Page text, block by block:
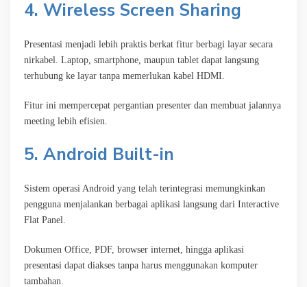
4. Wireless Screen Sharing
Presentasi menjadi lebih praktis berkat fitur berbagi layar secara
nirkabel. Laptop, smartphone, maupun tablet dapat langsung
terhubung ke layar tanpa memerlukan kabel HDMI.
Fitur ini mempercepat pergantian presenter dan membuat jalannya
meeting lebih efisien.
5. Android Built-in
Sistem operasi Android yang telah terintegrasi memungkinkan
pengguna menjalankan berbagai aplikasi langsung dari Interactive
Flat Panel.
Dokumen Office, PDF, browser internet, hingga aplikasi
presentasi dapat diakses tanpa harus menggunakan komputer
tambahan.